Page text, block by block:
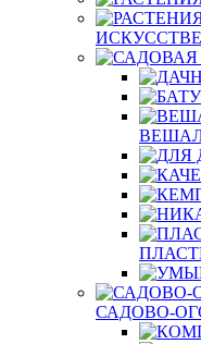
САДОВО-